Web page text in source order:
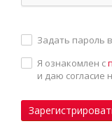
Задать пароль
Я ознакомлен с
и даю согласие